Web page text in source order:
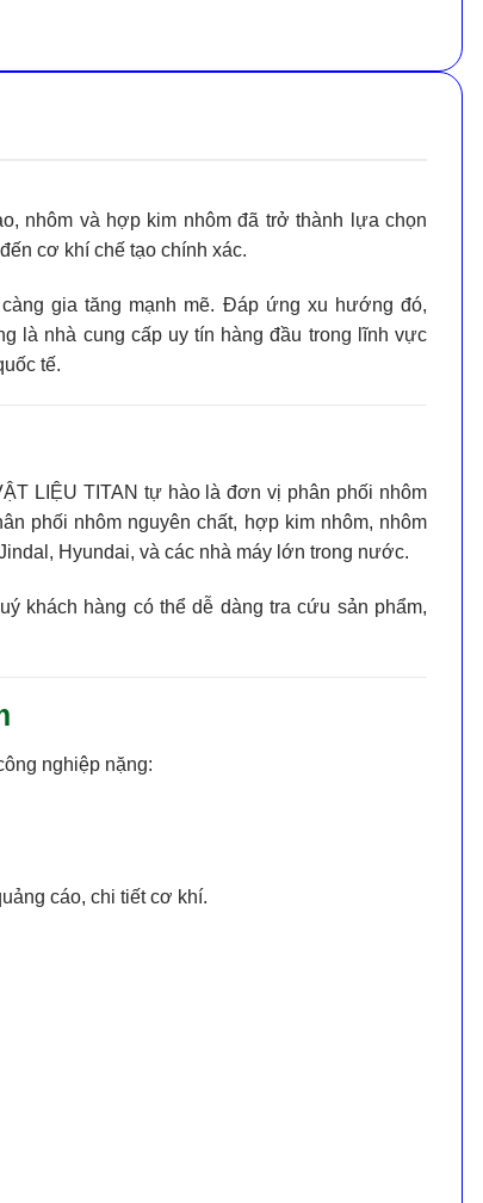
nhôm và hợp kim nhômđã trở thành lựa chọn
cơ khí chế tạo chính xác.
càng gia tăng mạnh mẽ. Đáp ứng xu hướng đó,
là nhà cung cấp uy tín hàng đầu trong lĩnh vực
tế.
LIỆU TITAN tự hào làđơn vị phân phối nhôm
phối nhôm nguyên chất, hợp kim nhôm, nhôm
Hyundai, và các nhà máy lớn trong nước.
khách hàng có thể dễ dàng tra cứu sản phẩm,
nghiệp nặng:
cáo, chi tiết cơ khí.